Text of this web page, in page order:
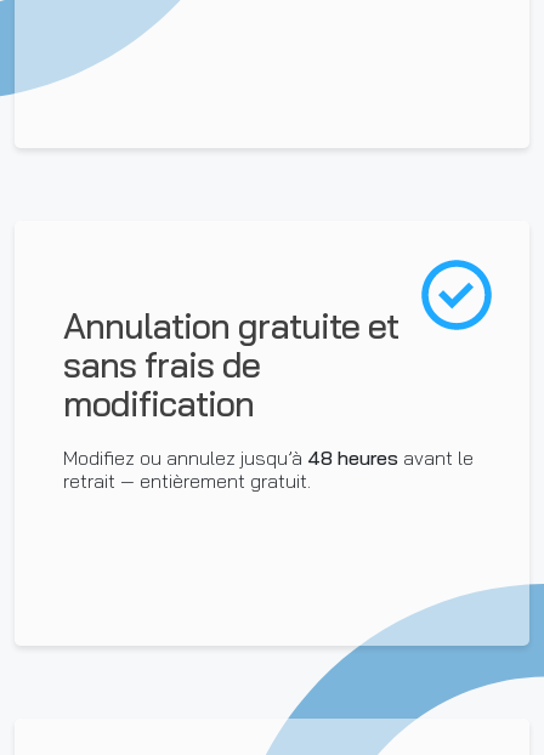
Annulation gratuite et
sans frais de
modification
Modifiez ou annulez jusqu’à 48 heures avant le
retrait — entièrement gratuit.